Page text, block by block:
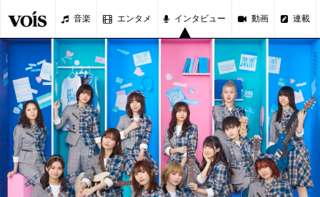
音楽 エンタメ インタビュー 動画 連載